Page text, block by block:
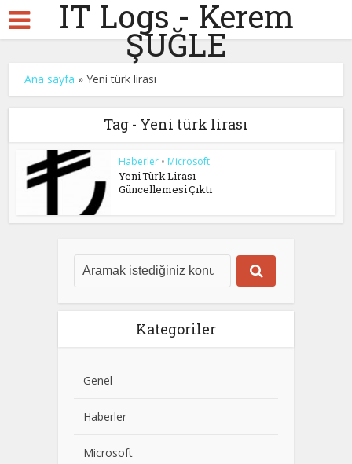
IT Logs - Kerem
ŞUĞLE
Ana sayfa »Yeni türk lirası
Tag - Yeni türk lirası
Haberler • Microsoft
Yeni Türk Lirası
Güncellemesi Çıktı
Kategoriler
Genel
Haberler
Microsoft